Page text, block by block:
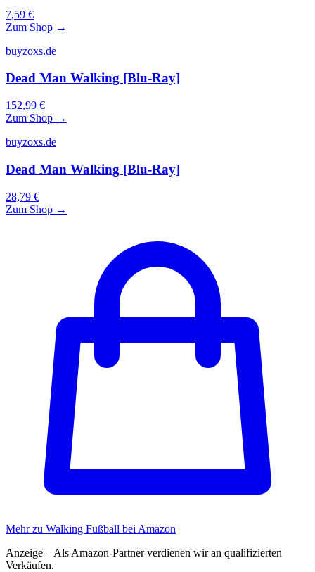
7,59 €
Zum Shop →
buyzoxs.de
Dead Man Walking [Blu-Ray]
152,99 €
Zum Shop →
buyzoxs.de
Dead Man Walking [Blu-Ray]
28,79 €
Zum Shop →
Mehr zu Walking Fußball bei Amazon
Anzeige – Als Amazon-Partner verdienen wir an qualifizierten
Verkäufen.